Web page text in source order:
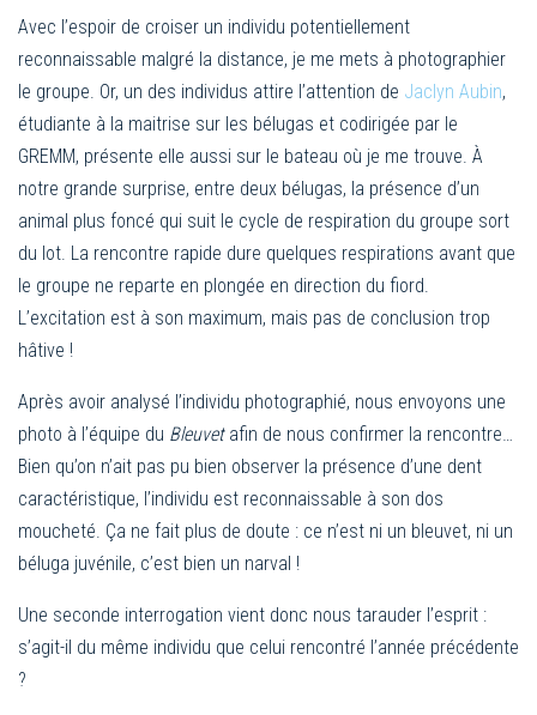
Avec l’espoir de croiser un individu potentiellement
reconnaissable malgré la distance, je me mets à photographier
le groupe. Or, un des individus attire l’attention de Jaclyn Aubin,
étudiante à la maitrise sur les bélugas et codirigée par le
GREMM, présente elle aussi sur le bateau où je me trouve. À
notre grande surprise, entre deux bélugas, la présence d’un
animal plus foncé qui suit le cycle de respiration du groupe sort
du lot. La rencontre rapide dure quelques respirations avant que
le groupe ne reparte en plongée en direction du fiord.
L’excitation est à son maximum, mais pas de conclusion trop
hâtive !
Après avoir analysé l’individu photographié, nous envoyons une
photo à l’équipe du Bleuvet afin de nous confirmer la rencontre…
Bien qu’on n’ait pas pu bien observer la présence d’une dent
caractéristique, l’individu est reconnaissable à son dos
moucheté. Ça ne fait plus de doute : ce n’est ni un bleuvet, ni un
béluga juvénile, c’est bien un narval !
Une seconde interrogation vient donc nous tarauder l’esprit :
s’agit-il du même individu que celui rencontré l’année précédente
?